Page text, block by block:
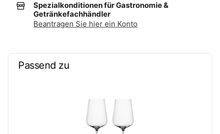
Spezialkonditionen für Gastronomie &
Getränkefachhändler
Beantragen Sie hier ein Konto
Passend zu